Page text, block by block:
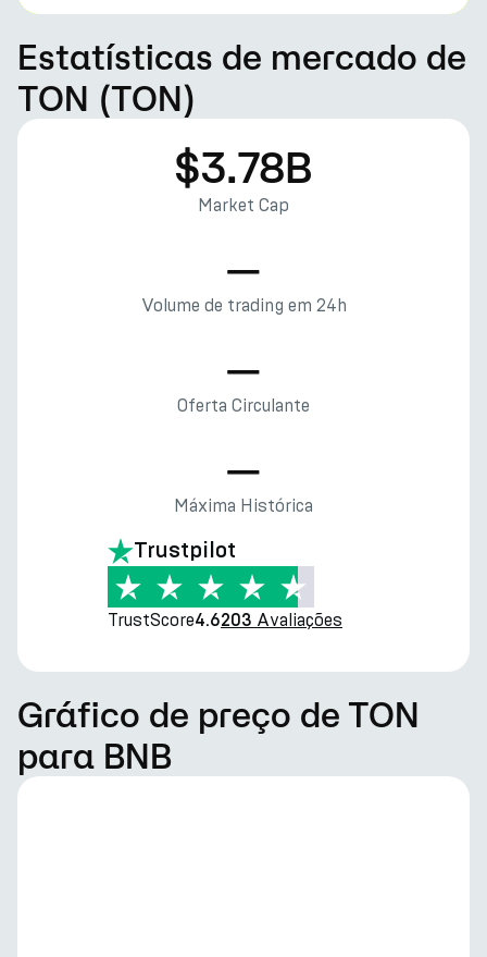
Estatísticas de mercado de
TON (TON)
$3.78B
Market Cap
—
Volume de trading em 24h
—
Oferta Circulante
—
Máxima Histórica
Trustpilot
TrustScore4.6203 Avaliações
Gráfico de preço de TON
para BNB